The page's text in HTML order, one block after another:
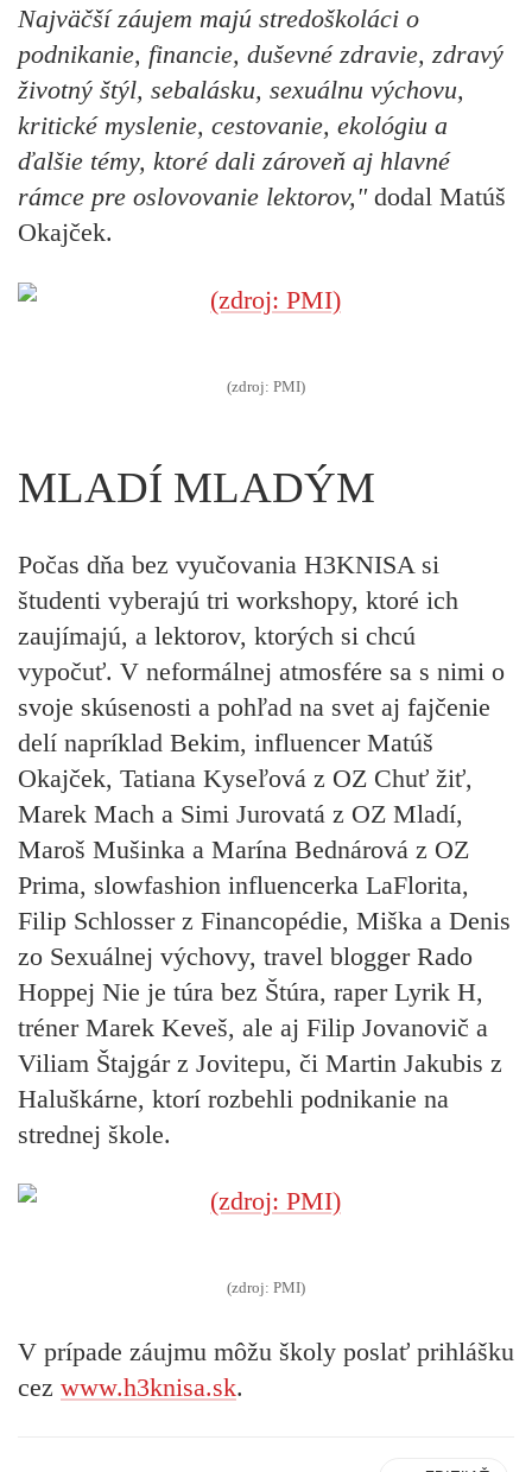
Najväčší záujem majú stredoškoláci o
podnikanie, financie, duševné zdravie, zdravý
životný štýl, sebalásku, sexuálnu výchovu,
kritické myslenie, cestovanie, ekológiu a
ďalšie témy, ktoré dali zároveň aj hlavné
rámce pre oslovovanie lektorov," dodal Matúš
Okajček.
(zdroj: PMI)
MLADÍ MLADÝM
Počas dňa bez vyučovania H3KNISA si
študenti vyberajú tri workshopy, ktoré ich
zaujímajú, a lektorov, ktorých si chcú
vypočuť. V neformálnej atmosfére sa s nimi o
svoje skúsenosti a pohľad na svet aj fajčenie
delí napríklad Bekim, influencer Matúš
Okajček, Tatiana Kyseľová z OZ Chuť žiť,
Marek Mach a Simi Jurovatá z OZ Mladí,
Maroš Mušinka a Marína Bednárová z OZ
Prima, slowfashion influencerka LaFlorita,
Filip Schlosser z Financopédie, Miška a Denis
zo Sexuálnej výchovy, travel blogger Rado
Hoppej Nie je túra bez Štúra, raper Lyrik H,
tréner Marek Keveš, ale aj Filip Jovanovič a
Viliam Štajgár z Jovitepu, či Martin Jakubis z
Haluškárne, ktorí rozbehli podnikanie na
strednej škole.
(zdroj: PMI)
V prípade záujmu môžu školy poslať prihlášku
cez www.h3knisa.sk.